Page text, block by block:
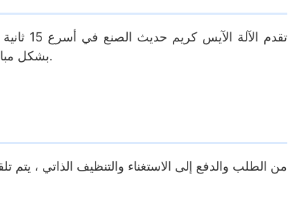
تقدم
بشكل مباشر على تحسين معدلات تحويل الشراء الاندفاعية وتمنع فقدان المبيعات خلال ساعات الذروة.
من الطلب والدفع إلى الاستغناء والتنظيف الذاتي ،